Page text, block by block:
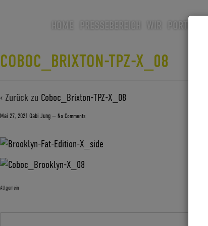
HOME PRESSEBEREICH WIR PORTFOLIO
COBOC_BRIXTON-TPZ-X_08
‹ Zurück zu Coboc_Brixton-TPZ-X_08
Mai 27, 2021 Gabi Jung — No Comments
Allgemein